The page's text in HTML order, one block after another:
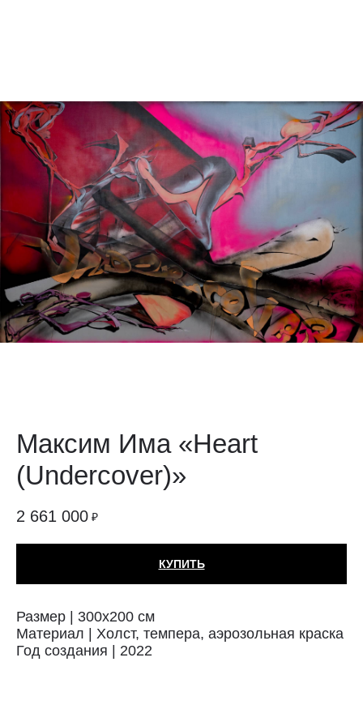
Максим Има «Heart
(Undercover)»
2 661 000 ₽
КУПИТЬ
Размер | 300х200 см
Материал | Холст, темпера, аэрозольная краска
Год создания | 2022